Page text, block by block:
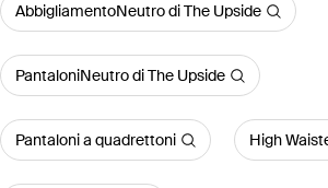
AbbigliamentoNeutro di The Upside
PantaloniNeutro di The Upside
Pantaloni a quadrettoni High